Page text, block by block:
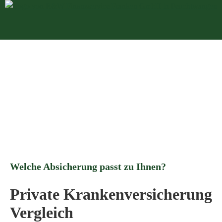
Welche Absicherung passt zu Ihnen?
Private Krankenversicherung
Vergleich